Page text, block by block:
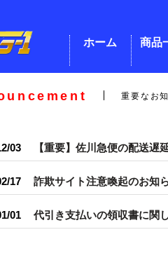
ホーム 商品
重要なお
03 【重要】佐川急便の配送遅
17 詐欺サイト注意喚起のお知
01 代引き支払いの領収書に関